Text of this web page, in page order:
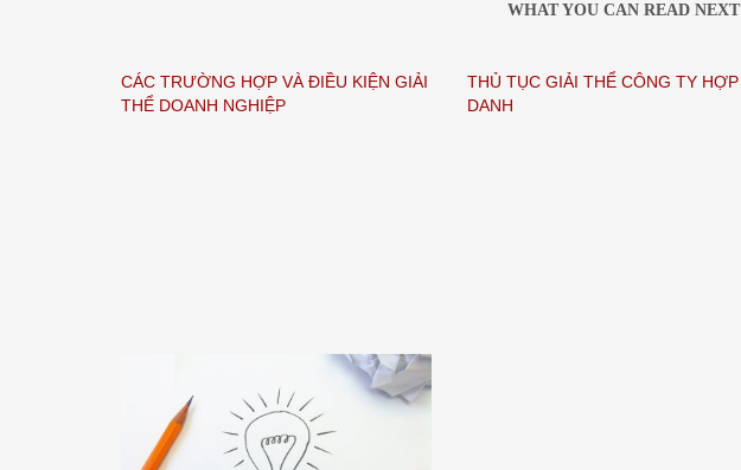
WHAT YOU CAN READ NEXT
CÁC TRƯỜNG HỢP VÀ ĐIỀU KIỆN GIẢI
THỂ DOANH NGHIỆP
THỦ TỤC GIẢI THỂ CÔNG TY HỢP
DANH